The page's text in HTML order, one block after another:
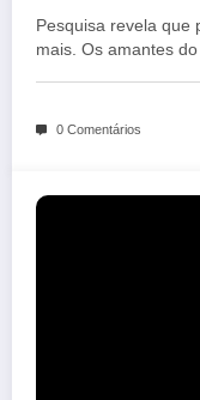
Pesquisa revela que
mais. Os amantes
0 Comentários